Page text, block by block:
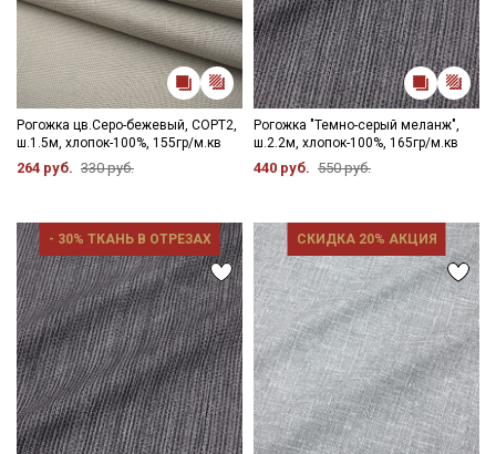
Рогожка цв.Серо-бежевый, СОРТ2,
ш.1.5м, хлопок-100%, 155гр/м.кв
264 руб. 330 руб.
Рогожка "Темно-серый меланж",
ш.2.2м, хлопок-100%, 165гр/м.кв
440 руб. 550 руб.
- 30% ТКАНЬ В ОТРЕЗАХ СКИДКА 20% АКЦИЯ